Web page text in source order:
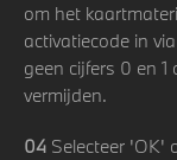
om het
activatiecode in
geen cijfers 0 en
vermijden.
04 Selecteer 'OK'